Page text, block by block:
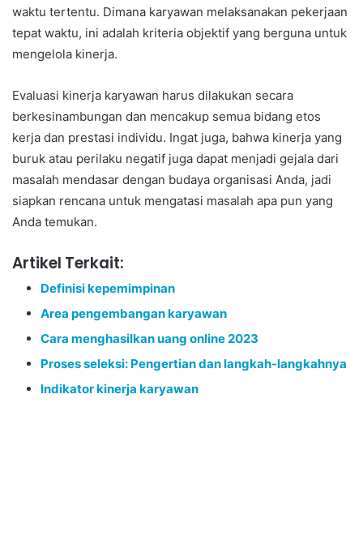
waktu tertentu. Dimana karyawan melaksanakan pekerjaan
tepat waktu, ini adalah kriteria objektif yang berguna untuk
mengelola kinerja.
Evaluasi kinerja karyawan harus dilakukan secara
berkesinambungan dan mencakup semua bidang etos
kerja dan prestasi individu. Ingat juga, bahwa kinerja yang
buruk atau perilaku negatif juga dapat menjadi gejala dari
masalah mendasar dengan budaya organisasi Anda, jadi
siapkan rencana untuk mengatasi masalah apa pun yang
Anda temukan.
Artikel Terkait:
Definisi kepemimpinan
Area pengembangan karyawan
Cara menghasilkan uang online 2023
Proses seleksi: Pengertian dan langkah-langkahnya
Indikator kinerja karyawan